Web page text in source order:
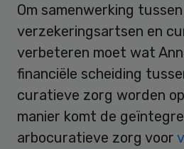
Om samenwerking
verzekeringsartsen en
verbeteren moet wat
financiële scheiding
curatieve zorg worden
manier komt de
arbocuratieve zorg voor